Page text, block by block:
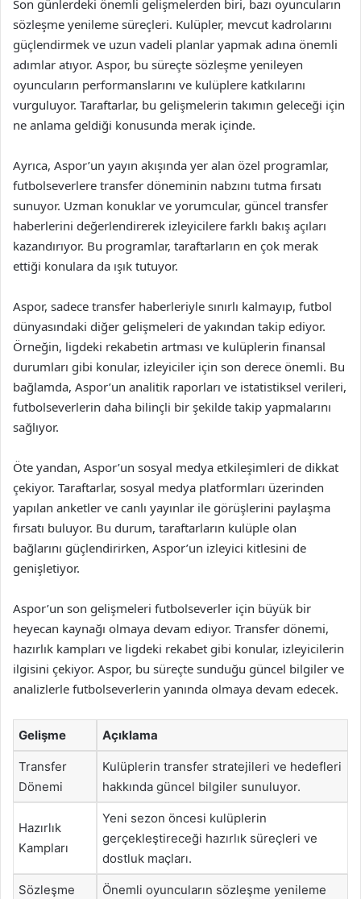
Son günlerdeki önemli gelişmelerden biri, bazı oyuncuların
sözleşme yenileme süreçleri. Kulüpler, mevcut kadrolarını
güçlendirmek ve uzun vadeli planlar yapmak adına önemli
adımlar atıyor. Aspor, bu süreçte sözleşme yenileyen
oyuncuların performanslarını ve kulüplere katkılarını
vurguluyor. Taraftarlar, bu gelişmelerin takımın geleceği için
ne anlama geldiği konusunda merak içinde.
Ayrıca, Aspor’un yayın akışında yer alan özel programlar,
futbolseverlere transfer döneminin nabzını tutma fırsatı
sunuyor. Uzman konuklar ve yorumcular, güncel transfer
haberlerini değerlendirerek izleyicilere farklı bakış açıları
kazandırıyor. Bu programlar, taraftarların en çok merak
ettiği konulara da ışık tutuyor.
Aspor, sadece transfer haberleriyle sınırlı kalmayıp, futbol
dünyasındaki diğer gelişmeleri de yakından takip ediyor.
Örneğin, ligdeki rekabetin artması ve kulüplerin finansal
durumları gibi konular, izleyiciler için son derece önemli. Bu
bağlamda, Aspor’un analitik raporları ve istatistiksel verileri,
futbolseverlerin daha bilinçli bir şekilde takip yapmalarını
sağlıyor.
Öte yandan, Aspor’un sosyal medya etkileşimleri de dikkat
çekiyor. Taraftarlar, sosyal medya platformları üzerinden
yapılan anketler ve canlı yayınlar ile görüşlerini paylaşma
fırsatı buluyor. Bu durum, taraftarların kulüple olan
bağlarını güçlendirirken, Aspor’un izleyici kitlesini de
genişletiyor.
Aspor’un son gelişmeleri futbolseverler için büyük bir
heyecan kaynağı olmaya devam ediyor. Transfer dönemi,
hazırlık kampları ve ligdeki rekabet gibi konular, izleyicilerin
ilgisini çekiyor. Aspor, bu süreçte sunduğu güncel bilgiler ve
analizlerle futbolseverlerin yanında olmaya devam edecek.
Gelişme Açıklama
Transfer
Dönemi
Kulüplerin transfer stratejileri ve hedefleri
hakkında güncel bilgiler sunuluyor.
Hazırlık
Kampları
Yeni sezon öncesi kulüplerin
gerçekleştireceği hazırlık süreçleri ve
dostluk maçları.
Sözleşme
Önemli oyuncuların sözleşme yenileme